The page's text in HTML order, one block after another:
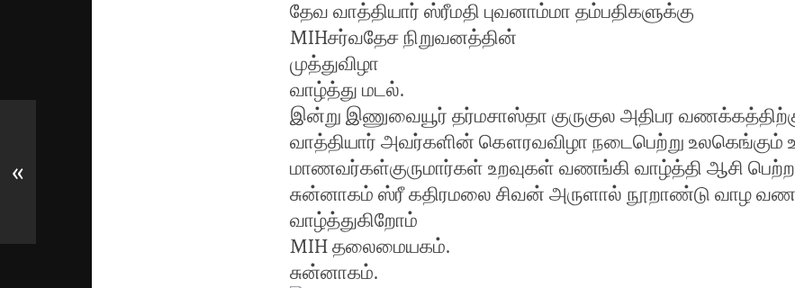
தேவ வாத்தியார் ஸ்ரீமதி புவனாம்மா தம்பதிகளுக்கு
MIHசர்வதேச நிறுவனத்தின்
முத்துவிழா
வாழ்த்து மடல்.
இன்று இணுவையூர் தர்மசாஸ்தா குருகுல அதிபர
வாத்தியார் அவர்களின் கௌரவவிழா நடைபெற்று உலகெங்கும்
மாணவர்கள்குருமார்கள் உறவுகள் வணங்கி வாழ்த்தி ஆசி
சுன்னாகம் ஸ்ரீ கதிரமலை சிவன் அருளால் நூறாண்டு வாழ
வாழ்த்துகிறோம்
MIH தலைமையகம்.
சுன்னாகம்.
«